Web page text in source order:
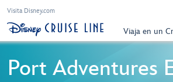
Visita Disney.com
Viaja en un
Port Adventures